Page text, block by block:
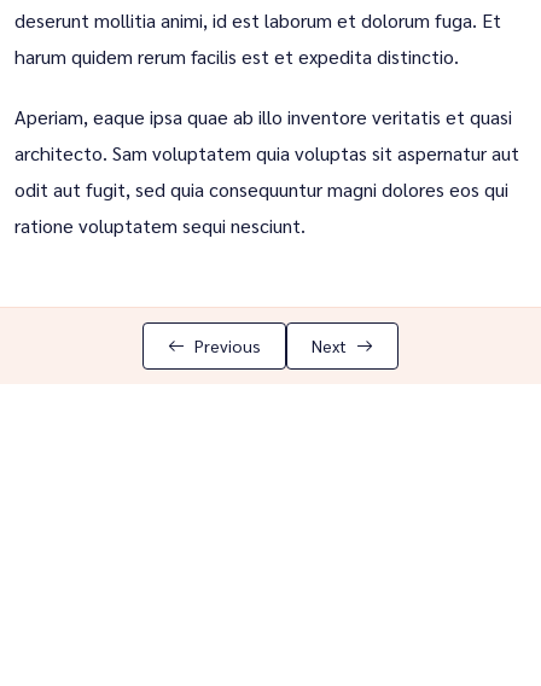
Your Development 0/2
Result Course
deserunt mollitia animi, id est laborum et dolorum fuga. Et
harum quidem rerum facilis est et expedita distinctio.
Aperiam, eaque ipsa quae ab illo inventore veritatis et quasi
architecto. Sam voluptatem quia voluptas sit aspernatur aut
odit aut fugit, sed quia consequuntur magni dolores eos qui
ratione voluptatem sequi nesciunt.
Previous Next